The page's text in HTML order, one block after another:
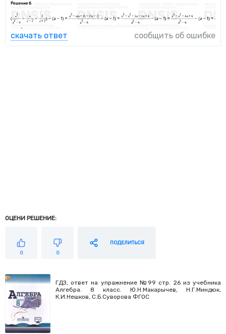
скачать ответ сообщить об ошибке
ОЦЕНИ РЕШЕНИЕ:
0 0
ПОДЕЛИТЬСЯ
ГДЗ, ответ на упражнение №99 стр. 26 из учебника
Алгебра. 8 класс. Ю.Н.Макарычев, Н.Г.Миндюк,
К.И.Нешков, С.Б.Суворова ФГОС